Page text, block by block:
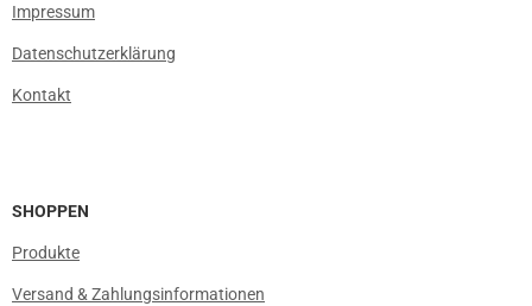
Impressum
Datenschutzerklärung
Kontakt
SHOPPEN
Produkte
Versand & Zahlungsinformationen